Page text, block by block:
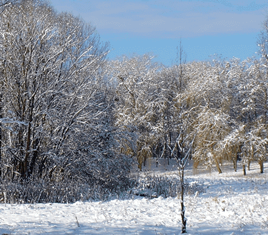
Exporter les lignes sélectionnées
Exporter toutes les colonnes
Exporter uniquement les colonnes affichées
Menu
Ajoutez un logo, un bouton, des réseaux sociaux
Cliquez pour éditer
ACCUEIL▴▾
QUI SOMMES-NOUS ?▴▾
Notre association
Nos réussites
Notre équipe
Nous contacter